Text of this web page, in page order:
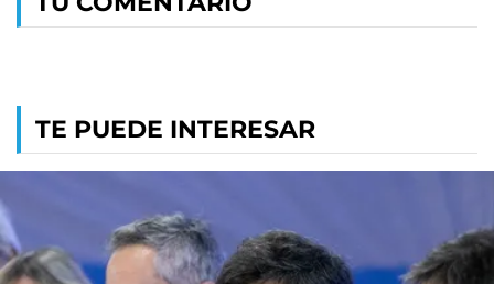
TE PUEDE INTERESAR